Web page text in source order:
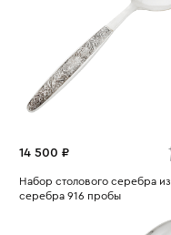
14 500 ₽
Набор столового серебра из
серебра 916 пробы